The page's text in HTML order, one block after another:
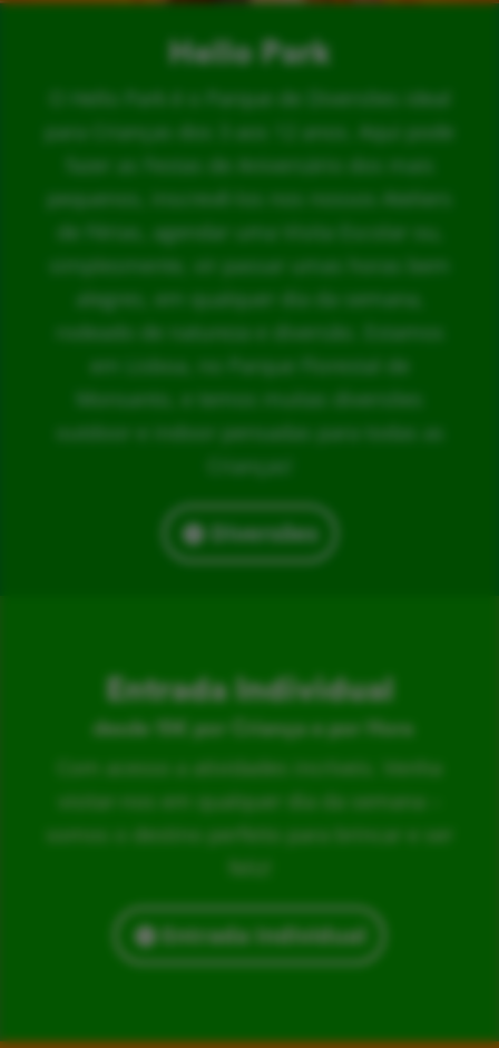
Hello Park
O Hello Park é o Parque de Diversões ideal
para Crianças dos 3 aos 12 anos. Aqui pode
fazer as Festas de Aniversário dos mais
pequenos, inscrevê-los nos nossos Ateliers
de Férias, agendar uma Visita Escolar ou,
simplesmente, vir passar umas horas bem
alegres, em qualquer dia da semana,
rodeado de natureza e diversão. Estamos
em Lisboa, no Parque Florestal de
Monsanto, e temos muitas diversões
outdoor e indoor pensadas para todas as
Crianças!
Diversões
Entrada Individual
desde 15€ por Criança e por Hora
Com acesso a atividades incríveis. Venha
visitar-nos em qualquer dia da semana –
somos o destino perfeito para brincar e ser
Entrada Individual